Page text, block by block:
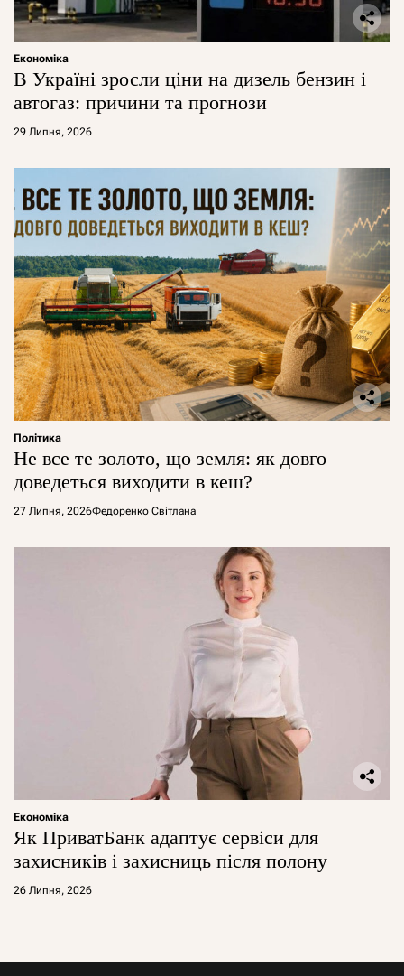
Економіка
В Україні зросли ціни на дизель бензин і
автогаз: причини та прогнози
29 Липня, 2026
Політика
Не все те золото, що земля: як довго
доведеться виходити в кеш?
27 Липня, 2026Федоренко Світлана
Економіка
Як ПриватБанк адаптує сервіси для
захисників і захисниць після полону
26 Липня, 2026